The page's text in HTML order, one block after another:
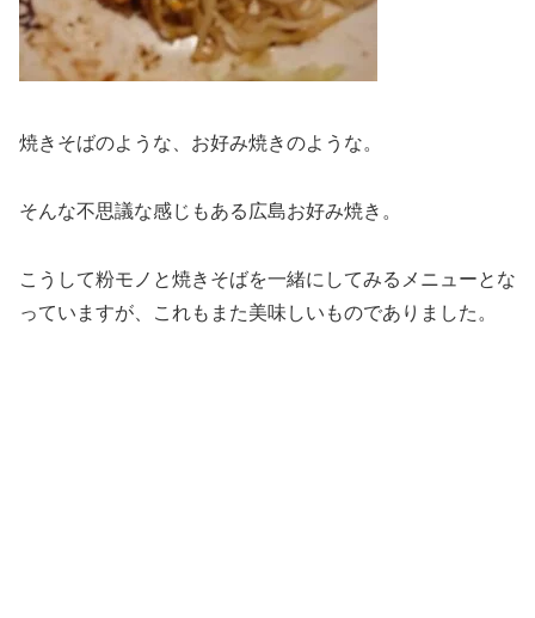
焼きそばのような、お好み焼きのような。
そんな不思議な感じもある広島お好み焼き。
こうして粉モノと焼きそばを一緒にしてみるメニューとな
っていますが、これもまた美味しいものでありました。